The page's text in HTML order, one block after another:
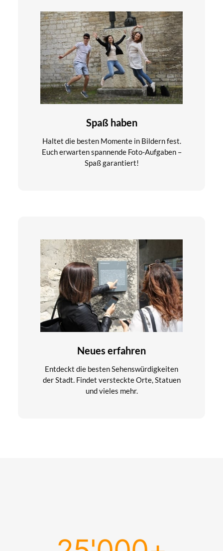
Spaß haben
Haltet die besten Momente in Bildern fest.
Euch erwarten spannende Foto-Aufgaben –
Spaß garantiert!
Neues erfahren
Entdeckt die besten Sehenswürdigkeiten
der Stadt. Findet versteckte Orte, Statuen
und vieles mehr.